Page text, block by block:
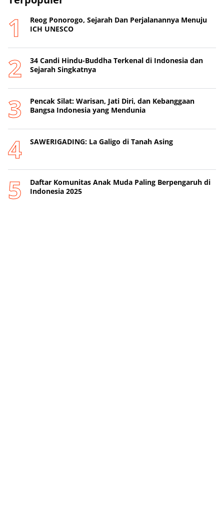
Reog Ponorogo, Sejarah Dan Perjalanannya Menuju
ICH UNESCO
34 Candi Hindu-Buddha Terkenal di Indonesia dan
Sejarah Singkatnya
Pencak Silat: Warisan, Jati Diri, dan Kebanggaan
Bangsa Indonesia yang Mendunia
SAWERIGADING: La Galigo di Tanah Asing
Daftar Komunitas Anak Muda Paling Berpengaruh di
Indonesia 2025